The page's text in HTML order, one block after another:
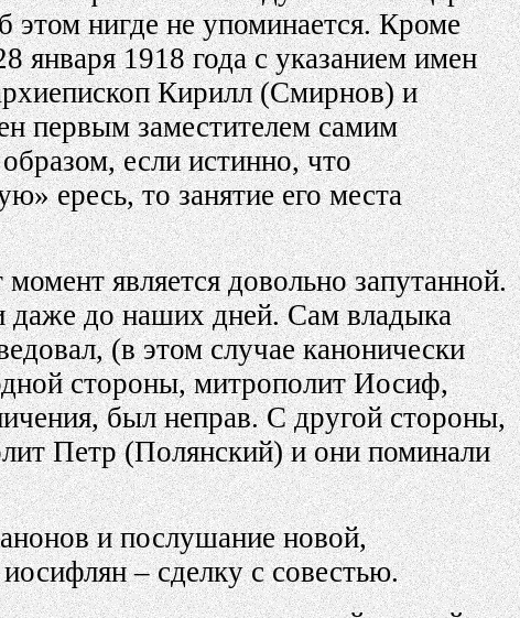
этом нигде не упоминается. Кроме
января 1918 года с указанием имен
Кирилл (Смирнов) и
первым заместителем самим
если истинно, что
ересь, то занятие его места
является довольно запутанной.
даже до наших дней. Сам владыка
(в этом случае канонически
стороны, митрополит Иосиф,
был неправ. С другой стороны,
Петр (Полянский) и они поминали
и послушание новой,
– сделку с совестью.